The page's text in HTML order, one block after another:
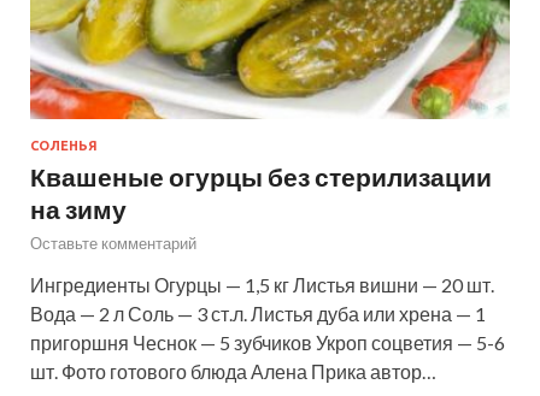
СОЛЕНЬЯ
Квашеные огурцы без стерилизации
на зиму
Оставьте комментарий
Ингредиенты Огурцы — 1,5 кг Листья вишни — 20 шт.
Вода — 2 л Соль — 3 ст.л. Листья дуба или хрена — 1
пригоршня Чеснок — 5 зубчиков Укроп соцветия — 5-6
шт. Фото готового блюда Алена Прика автор…